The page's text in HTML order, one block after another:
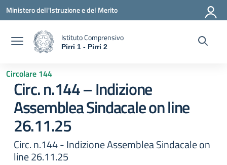
Vai ai contenuti
Vai al menu di navigazione
Vai al footer
Ministero dell'Istruzione e del Merito
Istituto Comprensivo
Pirri 1 - Pirri 2
Circolare 144
Circ. n.144 – Indizione
Assemblea Sindacale on line
26.11.25
Circ. n.144 - Indizione Assemblea Sindacale on
line 26.11.25